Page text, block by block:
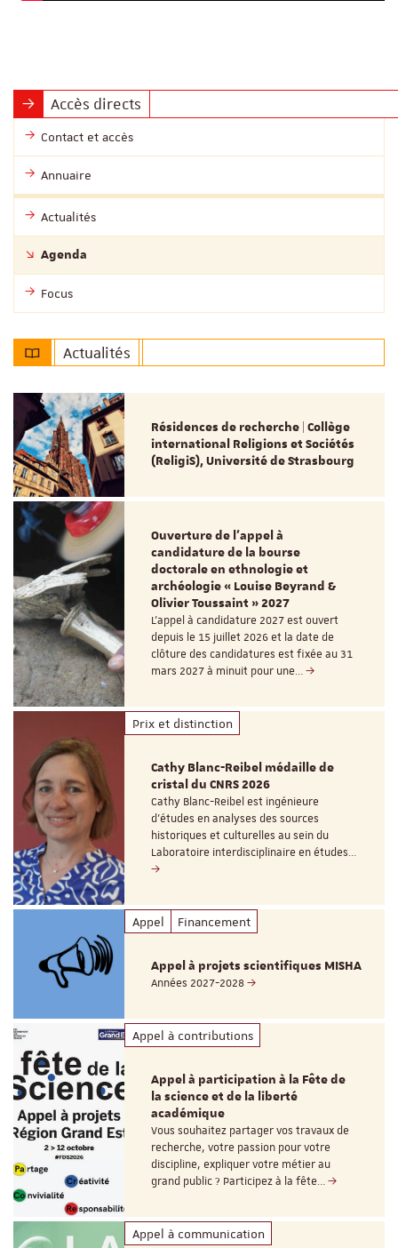
Accès directs
Contact et accès
Annuaire
Actualités
Agenda
Focus
Actualités
Résidences de recherche | Collège
international Religions et Sociétés
(ReligiS), Université de Strasbourg
Ouverture de l'appel à
candidature de la bourse
doctorale en ethnologie et
archéologie « Louise Beyrand &
Olivier Toussaint » 2027
L’appel à candidature 2027 est ouvert
depuis le 15 juillet 2026 et la date de
clôture des candidatures est fixée au 31
mars 2027 à minuit pour une…
Prix et distinction
Cathy Blanc-Reibel médaille de
cristal du CNRS 2026
Cathy Blanc-Reibel est ingénieure
d’études en analyses des sources
historiques et culturelles au sein du
Laboratoire interdisciplinaire en études…
Appel Financement
Appel à projets scientifiques MISHA
Années 2027-2028
Appel à contributions
Appel à participation à la Fête de
la science et de la liberté
académique
Vous souhaitez partager vos travaux de
recherche, votre passion pour votre
discipline, expliquer votre métier au
grand public ? Participez à la fête…
Appel à communication